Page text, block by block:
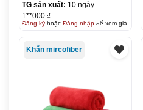
TG sản xuất: 10 ngày
1**000 ₫
Đăng kýhoặc Đăng nhậpđể xem giá
Khăn mircofiber